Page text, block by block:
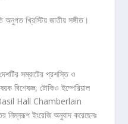
খ্রিস্টিয় জাতীয় সঙ্গীত।
সম্রাটের প্রশস্তি ও
বিশেষজ্ঞ, টোকিও ইম্পেরিয়াল
Basil Hall Chamberlain
ইংরেজি অনুবাদ করেছেনঃ